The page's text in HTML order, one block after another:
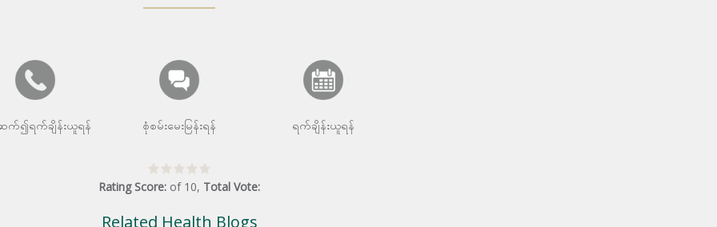
က်၍ရက်ချိန်းယူရန် စုံစမ်းမေးမြန်းရန် ရက်ချိန်းယူရန်
Rating Score: of 10, Total Vote:
Related Health Blogs